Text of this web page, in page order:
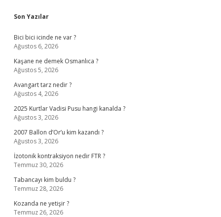
Sidebar
Son Yazılar
Bici bici icinde ne var ?
Ağustos 6, 2026
Kaşane ne demek Osmanlıca ?
Ağustos 5, 2026
Avangart tarz nedir ?
Ağustos 4, 2026
2025 Kurtlar Vadisi Pusu hangi kanalda ?
Ağustos 3, 2026
2007 Ballon d’Or’u kim kazandı ?
Ağustos 3, 2026
İzotonik kontraksiyon nedir FTR ?
Temmuz 30, 2026
Tabancayı kim buldu ?
Temmuz 28, 2026
Kozanda ne yetişir ?
Temmuz 26, 2026